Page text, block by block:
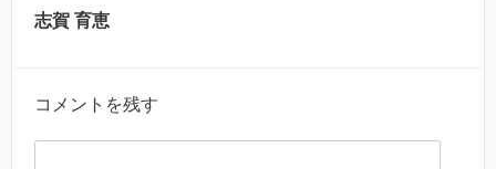
志賀 育恵
コメントを残す